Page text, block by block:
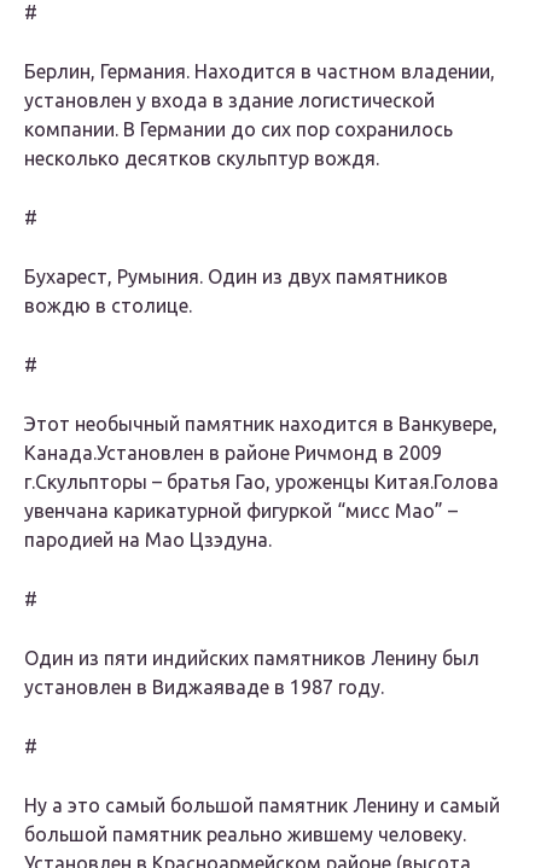
#
Берлин, Германия. Находится в частном владении,
установлен у входа в здание логистической
компании. В Германии до сих пор сохранилось
несколько десятков скульптур вождя.
#
Бухарест, Румыния. Один из двух памятников
вождю в столице.
#
Этот необычный памятник находится в Ванкувере,
Канада.Установлен в районе Ричмонд в 2009
г.Скульпторы – братья Гао, уроженцы Китая.Голова
увенчана карикатурной фигуркой “мисс Мао” –
пародией на Мао Цзэдуна.
#
Один из пяти индийских памятников Ленину был
установлен в Виджаяваде в 1987 году.
#
Ну а это самый большой памятник Ленину и самый
большой памятник реально жившему человеку.